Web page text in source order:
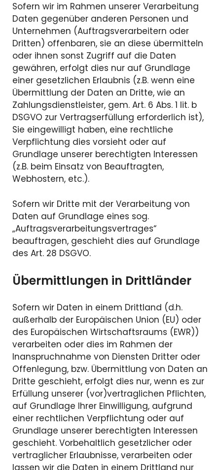
Sofern wir im Rahmen unserer Verarbeitung
Daten gegenüber anderen Personen und
Unternehmen (Auftragsverarbeitern oder
Dritten) offenbaren, sie an diese übermitteln
oder ihnen sonst Zugriff auf die Daten
gewähren, erfolgt dies nur auf Grundlage
einer gesetzlichen Erlaubnis (z.B. wenn eine
Übermittlung der Daten an Dritte, wie an
Zahlungsdienstleister, gem. Art. 6 Abs. 1 lit. b
DSGVO zur Vertragserfüllung erforderlich ist),
Sie eingewilligt haben, eine rechtliche
Verpflichtung dies vorsieht oder auf
Grundlage unserer berechtigten Interessen
(z.B. beim Einsatz von Beauftragten,
Webhostern, etc.).
Sofern wir Dritte mit der Verarbeitung von
Daten auf Grundlage eines sog.
„Auftragsverarbeitungsvertrages“
beauftragen, geschieht dies auf Grundlage
des Art. 28 DSGVO.
Übermittlungen in Drittländer
Sofern wir Daten in einem Drittland (d.h.
außerhalb der Europäischen Union (EU) oder
des Europäischen Wirtschaftsraums (EWR))
verarbeiten oder dies im Rahmen der
Inanspruchnahme von Diensten Dritter oder
Offenlegung, bzw. Übermittlung von Daten an
Dritte geschieht, erfolgt dies nur, wenn es zur
Erfüllung unserer (vor)vertraglichen Pflichten,
auf Grundlage Ihrer Einwilligung, aufgrund
einer rechtlichen Verpflichtung oder auf
Grundlage unserer berechtigten Interessen
geschieht. Vorbehaltlich gesetzlicher oder
vertraglicher Erlaubnisse, verarbeiten oder
lassen wir die Daten in einem Drittland nur